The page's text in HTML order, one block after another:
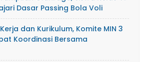
Dasar Passing Bola Voli
dan Kurikulum, Komite MIN 3
Koordinasi Bersama